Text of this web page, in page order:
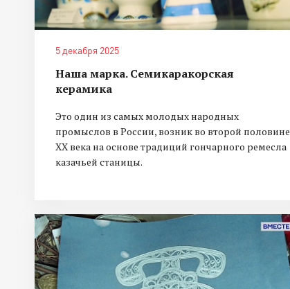
5 декабря 2025
Наша марка. Семикаракорская
керамика
Это один из самых молодых народных
промыслов в России, возник во второй половине
XX века на основе традиций гончарного ремесла
казачьей станицы.